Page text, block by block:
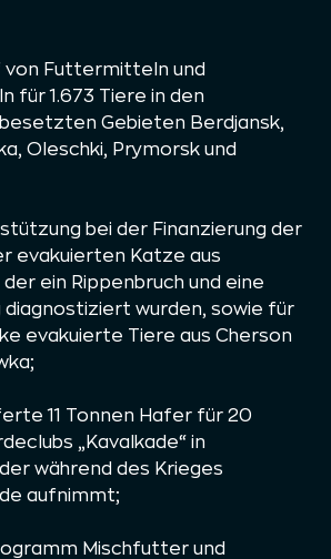
von Futtermitteln und
für 1.673 Tiere in den
Gebieten Berdjansk,
Oleschki, Prymorsk und
bei der Finanzierung der
evakuierten Katze aus
ein Rippenbruch und eine
diagnostiziert wurden, sowie für
evakuierte Tiere aus Cherson
11 Tonnen Hafer für 20
„Kavalkade“ in
während des Krieges
aufnimmt;
Mischfutter und